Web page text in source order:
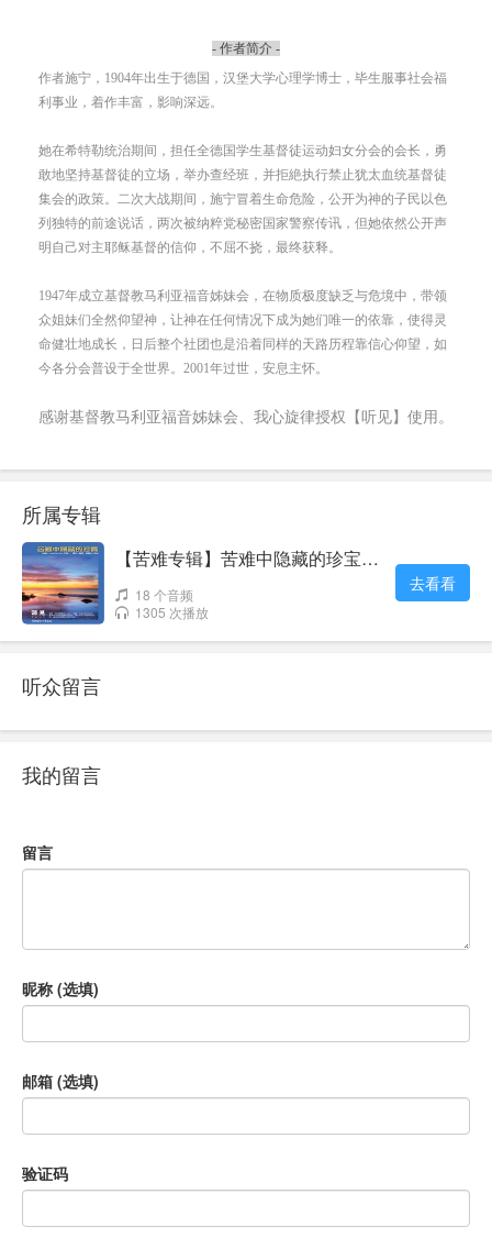
所属专辑
【苦难专辑】苦难中隐藏的珍宝
（广东话）
18 个音频
1305 次播放
去看看
听众留言
我的留言
留言
昵称 (选填)
邮箱 (选填)
验证码